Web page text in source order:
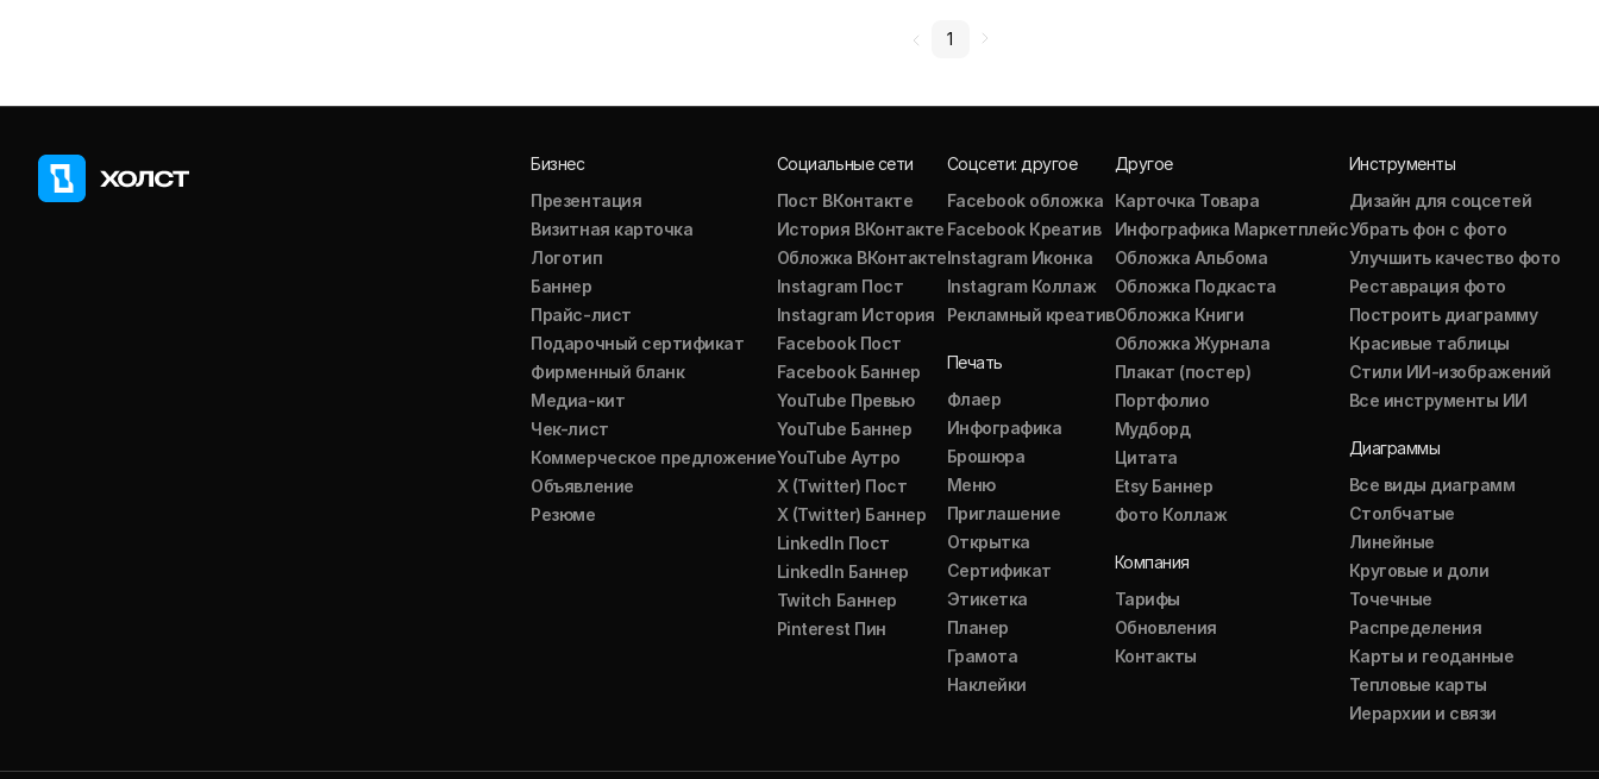
1
Бизнес
Презентация
Визитная карточка
Логотип
Баннер
Прайс-лист
Подарочный сертификат
Фирменный бланк
Медиа-кит
Чек-лист
Коммерческое предложение
Объявление
Резюме
Социальные сети
Пост ВКонтакте
История ВКонтакте
Обложка ВКонтакте
Instagram Пост
Instagram История
Facebook Пост
Facebook Баннер
YouTube Превью
YouTube Баннер
YouTube Аутро
X (Twitter) Пост
X (Twitter) Баннер
LinkedIn Пост
LinkedIn Баннер
Twitch Баннер
Pinterest Пин
Соцсети: другое
Facebook обложка
Facebook Креатив
Instagram Иконка
Instagram Коллаж
Рекламный креатив
Печать
Флаер
Инфографика
Брошюра
Меню
Приглашение
Открытка
Сертификат
Этикетка
Планер
Грамота
Наклейки
Другое
Карточка Товара
Инфографика Маркетплейс
Обложка Альбома
Обложка Подкаста
Обложка Книги
Обложка Журнала
Плакат (постер)
Портфолио
Мудборд
Цитата
Etsy Баннер
Фото Коллаж
Компания
Тарифы
Обновления
Контакты
Инструменты
Дизайн для соцсетей
Убрать фон с фото
Улучшить качество фото
Реставрация фото
Построить диаграмму
Красивые таблицы
Стили ИИ-изображений
Все инструменты ИИ
Диаграммы
Все виды диаграмм
Столбчатые
Линейные
Круговые и доли
Точечные
Распределения
Карты и геоданные
Тепловые карты
Иерархии и связи